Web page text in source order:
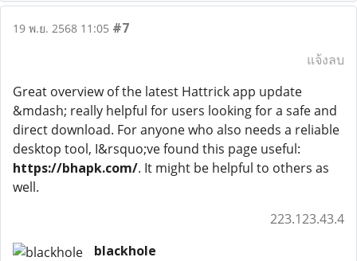
19 พ.ย. 2568 11:05 #7
แจ้งลบ
Great overview of the latest Hattrick app update
&mdash; really helpful for users looking for a safe and
direct download. For anyone who also needs a reliable
desktop tool, I&rsquo;ve found this page useful:
https://bhapk.com/. It might be helpful to others as
well.
223.123.43.4
blackhole